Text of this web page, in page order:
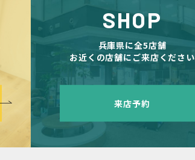
SHOP
兵庫県に全5店舗
お近くの店舗にご来店ください
来店予約